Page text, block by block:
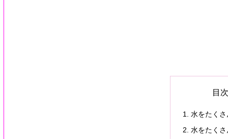
目次
水をたく
水をたく